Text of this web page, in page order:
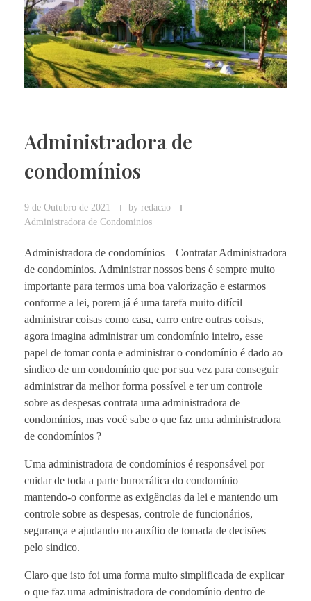
Administradora de
condomínios
9 de Outubro de 2021 by redacao
Administradora de Condominios
Administradora de condomínios – Contratar Administradora
de condomínios. Administrar nossos bens é sempre muito
importante para termos uma boa valorização e estarmos
conforme a lei, porem já é uma tarefa muito difícil
administrar coisas como casa, carro entre outras coisas,
agora imagina administrar um condomínio inteiro, esse
papel de tomar conta e administrar o condomínio é dado ao
sindico de um condomínio que por sua vez para conseguir
administrar da melhor forma possível e ter um controle
sobre as despesas contrata uma administradora de
condomínios, mas você sabe o que faz uma administradora
de condomínios ?
Uma administradora de condomínios é responsável por
cuidar de toda a parte burocrática do condomínio
mantendo-o conforme as exigências da lei e mantendo um
controle sobre as despesas, controle de funcionários,
segurança e ajudando no auxílio de tomada de decisões
pelo sindico.
Claro que isto foi uma forma muito simplificada de explicar
o que faz uma administradora de condomínio dentro de